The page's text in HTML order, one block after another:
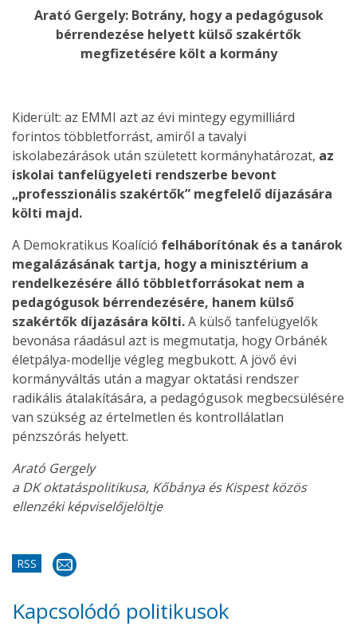
Arató Gergely: Botrány, hogy a pedagógusok
bérrendezése helyett külső szakértők
megfizetésére költ a kormány
Kiderült: az EMMI azt az évi mintegy egymilliárd
forintos többletforrást, amiről a tavalyi
iskolabezárások után született kormányhatározat, az
iskolai tanfelügyeleti rendszerbe bevont
„professzionális szakértők” megfelelő díjazására
költi majd.
A Demokratikus Koalíció felháborítónak és a tanárok
megalázásának tartja, hogy a minisztérium a
rendelkezésére álló többletforrásokat nem a
pedagógusok bérrendezésére, hanem külső
szakértők díjazására költi.A külső tanfelügyelők
bevonása ráadásul azt is megmutatja, hogy Orbánék
életpálya-modellje végleg megbukott. A jövő évi
kormányváltás után a magyar oktatási rendszer
radikális átalakítására, a pedagógusok megbecsülésére
van szükség az értelmetlen és kontrollálatlan
pénzszórás helyett.
Arató Gergely
a DK oktatáspolitikusa, Kőbánya és Kispest közös
ellenzéki képviselőjelöltje
RSS
Kapcsolódó politikusok